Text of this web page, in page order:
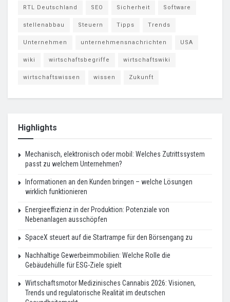
RTL Deutschland SEO Sicherheit Software
stellenabbau Steuern Tipps Trends
Unternehmen unternehmensnachrichten USA
wiki wirtschaftsbegriffe wirtschaftswiki
wirtschaftswissen wissen Zukunft
Highlights
Mechanisch, elektronisch oder mobil: Welches Zutrittssystem
passt zu welchem Unternehmen?
Informationen an den Kunden bringen – welche Lösungen
wirklich funktionieren
Energieeffizienz in der Produktion: Potenziale von
Nebenanlagen ausschöpfen
SpaceX steuert auf die Startrampe für den Börsengang zu
Nachhaltige Gewerbeimmobilien: Welche Rolle die
Gebäudehülle für ESG-Ziele spielt
Wirtschaftsmotor Medizinisches Cannabis 2026: Visionen,
Trends und regulatorische Realität im deutschen